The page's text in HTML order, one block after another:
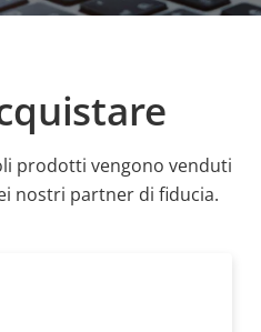
prodotti vengono venduti
nostri partner di fiducia.